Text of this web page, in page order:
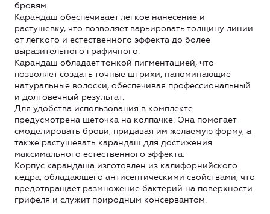
бровям.
Карандаш обеспечивает легкое нанесение и
растушевку, что позволяет варьировать толщину линии
от легкого и естественного эффекта до более
выразительного графичного.
Карандаш обладает тонкой пигментацией, что
позволяет создать точные штрихи, напоминающие
натуральные волоски, обеспечивая профессиональный
и долговечный результат.
Для удобства использования в комплекте
предусмотрена щеточка на колпачке. Она помогает
смоделировать брови, придавая им желаемую форму, а
также растушевать карандаш для достижения
максимального естественного эффекта.
Корпус карандаша изготовлен из калифорнийского
кедра, обладающего антисептическими свойствами, что
предотвращает размножение бактерий на поверхности
грифеля и служит природным консервантом.